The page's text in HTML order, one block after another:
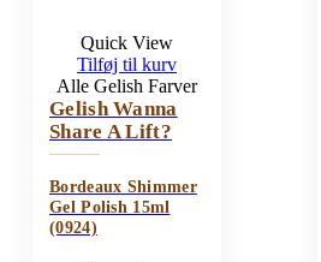
Quick View
Tilføj til kurv
Alle Gelish Farver
Gelish Wanna
Share A Lift?
Bordeaux Shimmer
Gel Polish 15ml
(0924)